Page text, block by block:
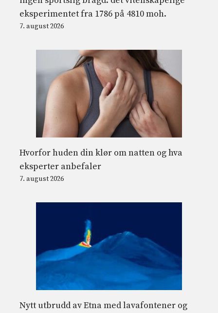
eksperimentet fra 1786 på 4810 moh.
7. august 2026
Hvorfor huden din klør om natten og hva
eksperter anbefaler
7. august 2026
Nytt utbrudd av Etna med lavafontener og